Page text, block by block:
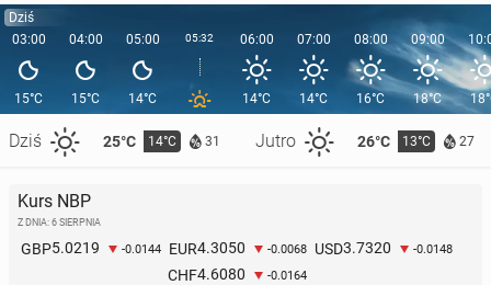
Dziś
03:00
15°C
Dziś 25°C 14°C 31 Jutro 26°C 13°C 27
04:00
15°C
05:00
14°C
05:32 06:00
14°C
07:00
14°C
08:00
16°C
09:00
18°C
Kurs NBP
Z DNIA: 6 SIERPNIA
GBP5.0219 -0.0144 EUR4.3050 -0.0068 USD3.7320 -0.0148
CHF4.6080 -0.0164